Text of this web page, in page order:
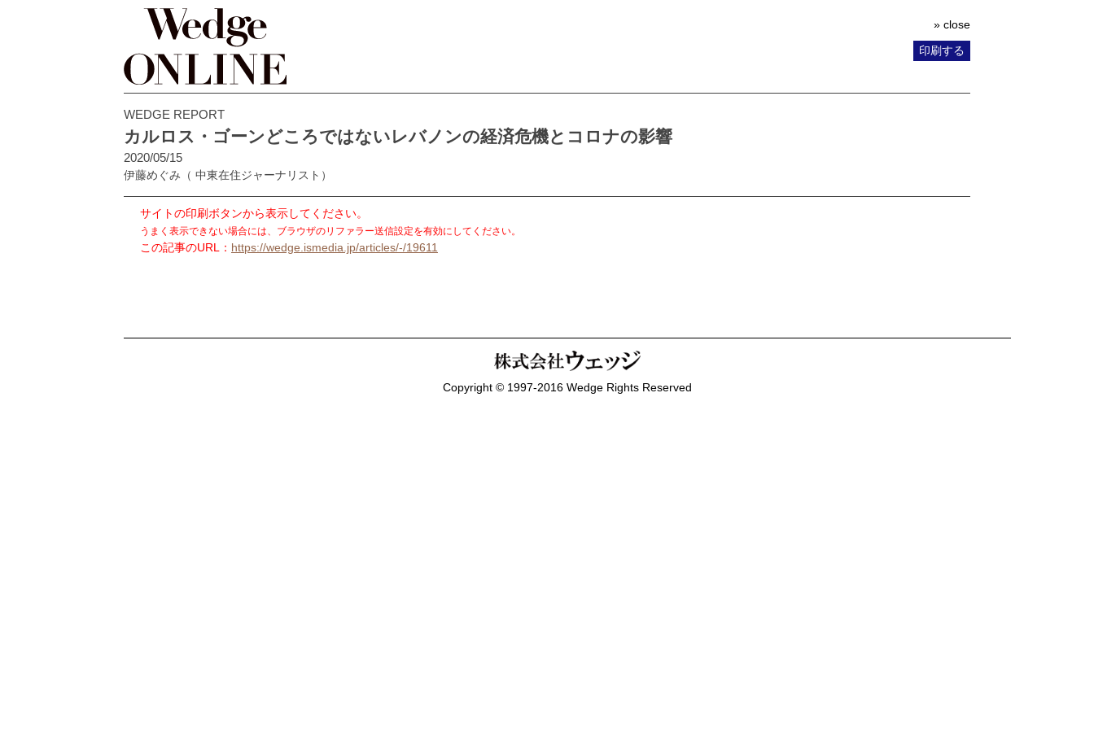
» close
印刷する
WEDGE REPORT
カルロス・ゴーンどころではないレバノンの経済危機とコロナの影響
2020/05/15
伊藤めぐみ （ 中東在住ジャーナリスト）
サイトの印刷ボタンから表示してください。
うまく表示できない場合には、ブラウザのリファラー送信設定を有効にしてください。
この記事のURL： https://wedge.ismedia.jp/articles/-/19611
Copyright © 1997-2016 Wedge Rights Reserved